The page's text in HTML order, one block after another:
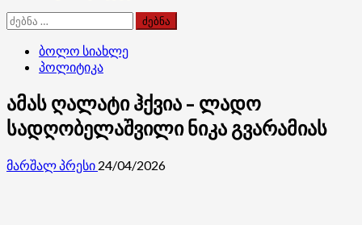
ძებნა:
ბოლო სიახლე
პოლიტიკა
ამას ღალატი ჰქვია – ლადო
სადღობელაშვილი ნიკა გვარამიას
მარშალ პრესი 24/04/2026